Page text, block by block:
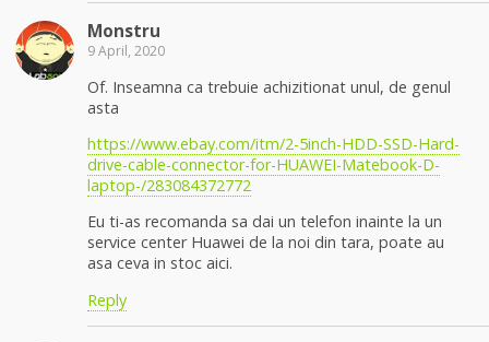
Monstru
9 April, 2020
Of. Inseamna ca trebuie achizitionat unul, de genul
asta
https://www.ebay.com/itm/2-5inch-HDD-SSD-Hard-
drive-cable-connector-for-HUAWEI-Matebook-D-
laptop-/283084372772
Eu ti-as recomanda sa dai un telefon inainte la un
service center Huawei de la noi din tara, poate au
asa ceva in stoc aici.
Reply